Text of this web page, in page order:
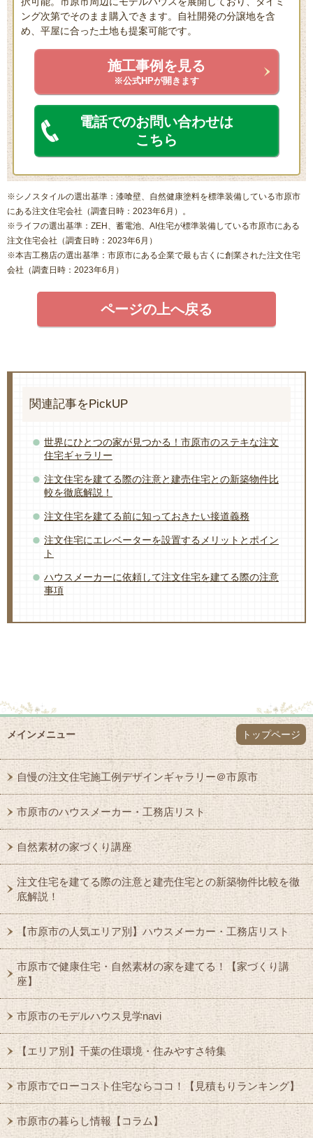
ング次第でそのまま購入できます。自社開発の分譲地を含
め、平屋に合った土地も提案可能です。
施工事例を見る
※公式HPが開きます
電話でのお問い合わせは
こちら
※シノスタイルの選出基準：漆喰壁、自然健康塗料を標準装備している市原市
にある注文住宅会社（調査日時：2023年6月）。
※ライフの選出基準：ZEH、蓄電池、AI住宅が標準装備している市原市にある
注文住宅会社（調査日時：2023年6月）
※本吉工務店の選出基準：市原市にある企業で最も古くに創業された注文住宅
会社（調査日時：2023年6月）
ページの上へ戻る
関連記事をPickUP
世界にひとつの家が見つかる！市原市のステキな注文
住宅ギャラリー
注文住宅を建てる際の注意と建売住宅との新築物件比
較を徹底解説！
注文住宅を建てる前に知っておきたい接道義務
注文住宅にエレベーターを設置するメリットとポイン
ト
ハウスメーカーに依頼して注文住宅を建てる際の注意
事項
メインメニュー トップページ
自慢の注文住宅施工例デザインギャラリー＠市原市
市原市のハウスメーカー・工務店リスト
自然素材の家づくり講座
注文住宅を建てる際の注意と建売住宅との新築物件比較を徹
底解説！
【市原市の人気エリア別】ハウスメーカー・工務店リスト
市原市で健康住宅・自然素材の家を建てる！【家づくり講
座】
市原市のモデルハウス見学navi
【エリア別】千葉の住環境・住みやすさ特集
市原市でローコスト住宅ならココ！【見積もりランキング】
市原市の暮らし情報【コラム】